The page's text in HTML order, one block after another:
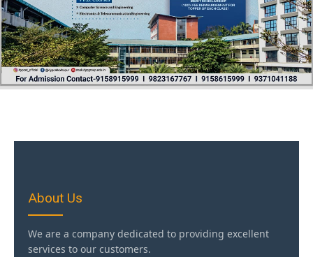
About Us
We are a company dedicated to providing excellent
services to our customers.